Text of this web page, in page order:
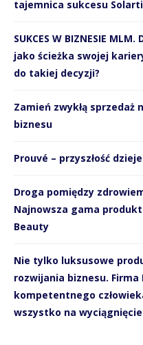
tajemnica sukcesu
SUKCES W BIZNESIE
jako ścieżka swojej
do takiej decyzji?
Zamień zwykłą sprzedaż
biznesu
Prouvé – przyszłość
Droga pomiędzy
Najnowsza gama
Beauty
Nie tylko luksusowe
rozwijania biznesu. Firma
kompetentnego
wszystko na